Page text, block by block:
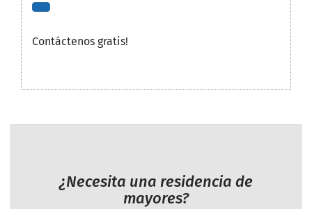
Contáctenos gratis!
¿Necesita una residencia de
mayores?